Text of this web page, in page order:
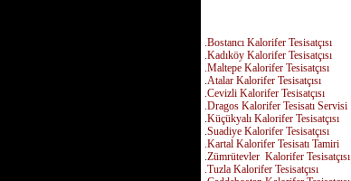
.Bostancı Kalorifer Tesisatçısı
.Kadıköy Kalorifer Tesisatçısı
.Maltepe Kalorifer Tesisatçısı
.Atalar Kalorifer Tesisatçısı
.Cevizli Kalorifer Tesisatçısı
.Dragos Kalorifer Tesisatı Servisi
.Küçükyalı Kalorifer Tesisatçısı
.Suadiye Kalorifer Tesisatçısı
.Kartal Kalorifer Tesisatı Tamiri
.Zümrütevler Kalorifer Tesisatçısı
.Tuzla Kalorifer Tesisatçısı